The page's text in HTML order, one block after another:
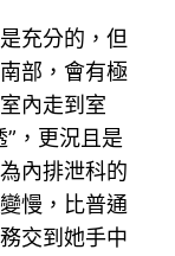
充分的，但
部，會有極
內走到室
，更況且是
內排泄科的
慢，比普通
交到她手中